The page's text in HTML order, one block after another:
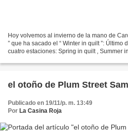
Hoy volvemos al invierno de la mano de
” que ha sacado el “ Winter in quilt ”:
cuatro estaciones: Spring in quilt , Summer
el otoño de Plum Street
Publicado en 19/11/p. m. 13:49
Por La Casina Roja